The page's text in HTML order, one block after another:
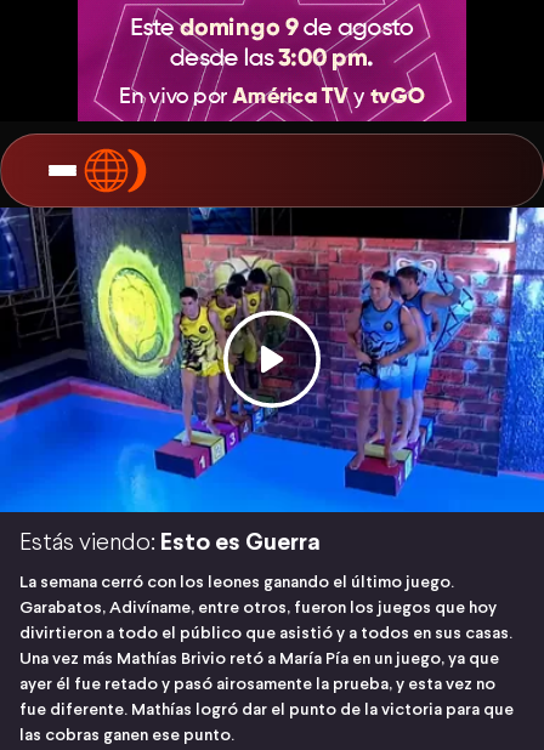
Estás viendo: Esto es Guerra
La semana cerró con los leones ganando el último juego.
Garabatos, Adivíname, entre otros, fueron los juegos que hoy
divirtieron a todo el público que asistió y a todos en sus casas.
Una vez más Mathías Brivio retó a María Pía en un juego, ya que
ayer él fue retado y pasó airosamente la prueba, y esta vez no
fue diferente. Mathías logró dar el punto de la victoria para que
las cobras ganen ese punto.